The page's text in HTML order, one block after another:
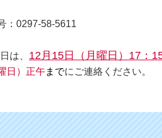
：0297-58-5611
は、 12月15日（月曜日）17：
日）正午までにご連絡ください。